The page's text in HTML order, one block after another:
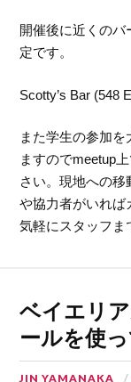
開催後に近くの
定です。
Scotty’s Bar (548
また学生の参加
ますのでmeetup
さい。現地への
や協力者がいれば
気軽にスタッフま
ベイエリ
ールを使
JIN YAMANAKA